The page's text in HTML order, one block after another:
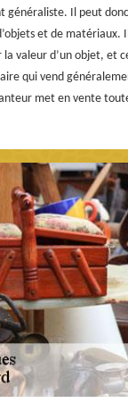
généraliste. Il peut
et de matériaux.
la valeur d’un objet, et
qui vend
met en vente